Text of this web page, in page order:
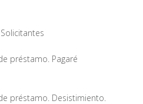
préstamo. Pagaré
préstamo. Desistimiento.